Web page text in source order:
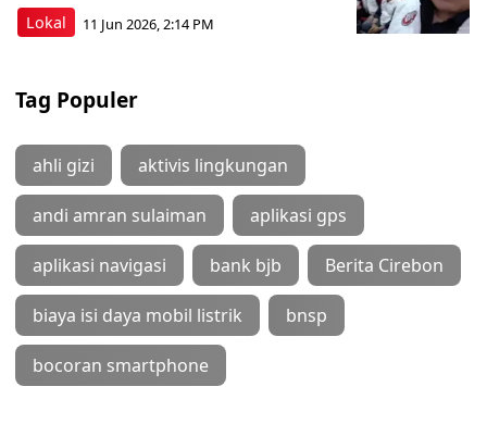
Lokal 11 Jun 2026, 2:14 PM
Tag Populer
ahli gizi aktivis lingkungan
andi amran sulaiman aplikasi gps
aplikasi navigasi bank bjb Berita Cirebon
biaya isi daya mobil listrik bnsp
bocoran smartphone